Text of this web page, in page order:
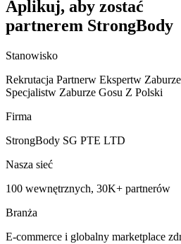
Aplikuj, aby zostać
partnerem StrongBody
Stanowisko
Rekrutacja Partnerw Ekspertw
Specjalistw Zaburze Gosu Z Polski
Firma
StrongBody SG PTE LTD
Nasza sieć
100 wewnętrznych, 30K+ partnerów
Branża
E-commerce i globalny marketplace